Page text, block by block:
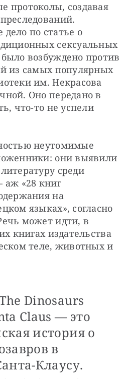
протоколы, создавая
по статье о
сексуальных
возбуждено против
из самых популярных
им. Некрасова
Оно передано в
что-то не успели
неутомимые
они выявили
среди
аж «28 книг
на
языках», согласно
может идти, в
книгах издательства
теле, животных и
Dinosaurs
Claus — это
история о
в
Клаусу.